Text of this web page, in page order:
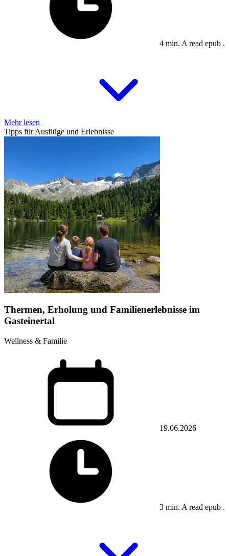
4 min. A read epub .
Mehr lesen
Tipps für Ausflüge und Erlebnisse
Thermen, Erholung und Familienerlebnisse im
Gasteinertal
Wellness & Familie
19.06.2026
3 min. A read epub .